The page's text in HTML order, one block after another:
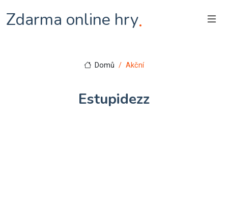
Zdarma online hry.
Domů Akční
Estupidezz